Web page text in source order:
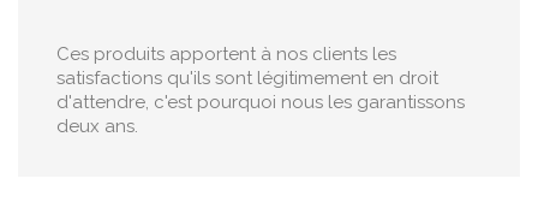
Ces produits apportent à nos clients les
satisfactions qu'ils sont légitimement en droit
d'attendre, c'est pourquoi nous les garantissons
deux ans.